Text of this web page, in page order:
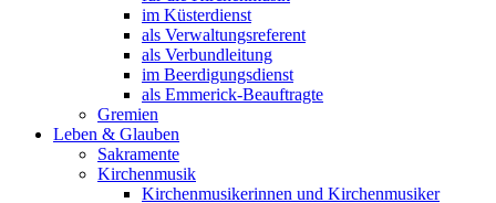
im Küsterdienst
als Verwaltungsreferent
als Verbundleitung
im Beerdigungsdienst
als Emmerick-Beauftragte
Gremien
Leben & Glauben
Sakramente
Kirchenmusik
Kirchenmusikerinnen und Kirchenmusiker